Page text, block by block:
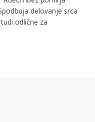
delovanje srca
odlične za